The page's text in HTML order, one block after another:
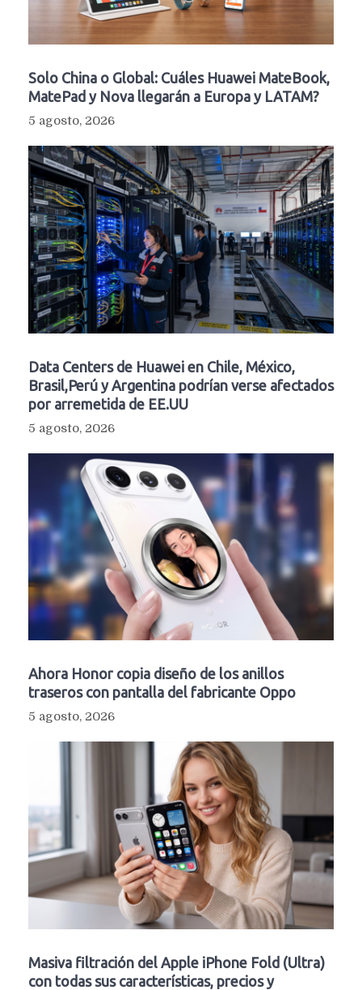
Solo China o Global: Cuáles Huawei MateBook,
MatePad y Nova llegarán a Europa y LATAM?
5 agosto, 2026
Data Centers de Huawei en Chile, México,
Brasil,Perú y Argentina podrían verse afectados
por arremetida de EE.UU
5 agosto, 2026
Ahora Honor copia diseño de los anillos
traseros con pantalla del fabricante Oppo
5 agosto, 2026
Masiva filtración del Apple iPhone Fold (Ultra)
con todas sus características, precios y